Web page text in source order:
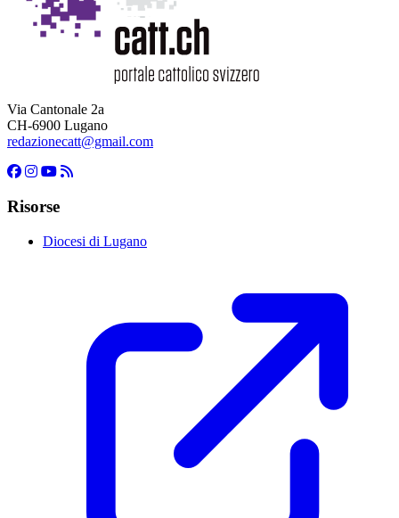
Via Cantonale 2a
CH-6900 Lugano
redazionecatt@gmail.com
Risorse
Diocesi di Lugano